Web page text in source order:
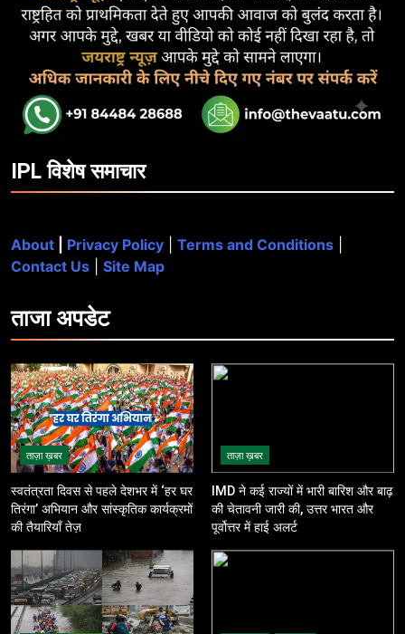
IPL विशेष समाचार
About Privacy Policy Terms and Conditions
Contact Us
Site Map
ताजाअपडेट
ताज़ा ख़बर
स्वतंत्रता दिवस से पहले देशभर में ‘हर घर
तिरंगा’ अभियान और सांस्कृतिक कार्यक्रमों
की तैयारियाँ तेज़
ताज़ा ख़बर
IMD ने कई राज्यों में भारी बारिश और बाढ़
की चेतावनी जारी की, उत्तर भारत और
पूर्वोत्तर में हाई अलर्ट